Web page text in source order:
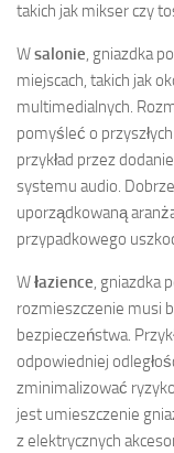
takich jak mikser czy
Wsalonie, gniazdka
miejscach, takich jak
multimedialnych.
pomyśleć o
przykład przez
systemu audio.
uporządkowaną
przypadkowego
Włazience, gniazdka
rozmieszczenie musi
bezpieczeństwa.
odpowiedniej
zminimalizować
jest umieszczenie
z elektrycznych